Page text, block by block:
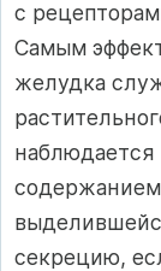
с
Самым
желудка
секрецию,